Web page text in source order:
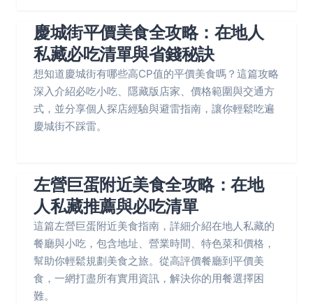
慶城街平價美食全攻略：在地人
私藏必吃清單與省錢秘訣
想知道慶城街有哪些高CP值的平價美食嗎？這篇攻略
深入介紹必吃小吃、隱藏版店家、價格範圍與交通方
式，並分享個人探店經驗與避雷指南，讓你輕鬆吃遍
慶城街不踩雷。
左營巨蛋附近美食全攻略：在地
人私藏推薦與必吃清單
這篇左營巨蛋附近美食指南，詳細介紹在地人私藏的
餐廳與小吃，包含地址、營業時間、特色菜和價格，
幫助你輕鬆規劃美食之旅。從高評價餐廳到平價美
食，一網打盡所有實用資訊，解決你的用餐選擇困
難。